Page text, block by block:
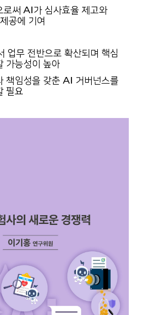
로써 AI가 심사효율 제고와
공에 기여
업무 전반으로 확산되며 핵심
가능성이 높아
책임성을 갖춘 AI 거버넌스를
필요